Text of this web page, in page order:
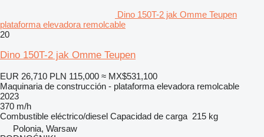
Dino 150T-2 jak Omme Teupen
plataforma elevadora remolcable
20
Dino 150T-2 jak Omme Teupen
EUR 26,710 PLN 115,000 ≈ MX$531,100
Maquinaria de construcción - plataforma elevadora remolcable
2023
370 m/h
Combustible eléctrico/diesel Capacidad de carga 215 kg
Polonia, Warsaw